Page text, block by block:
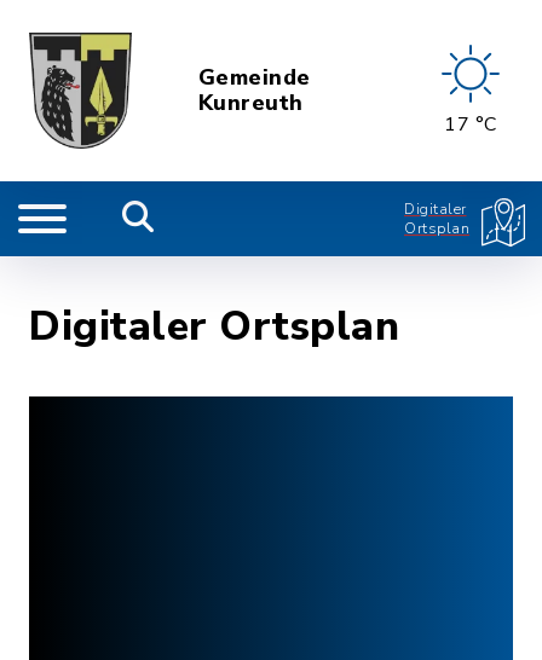
Gemeinde
Kunreuth
17 °C
Digitaler
Ortsplan
Digitaler Ortsplan